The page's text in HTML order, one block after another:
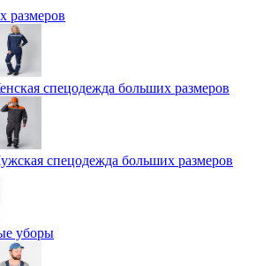
размеров
спецодежда больших размеров
спецодежда больших размеров
уборы